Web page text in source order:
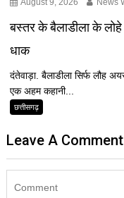
बस्तर के बैलाडीला के लोहे
धाक
दंतेवाड़ा. बैलाडीला सिर्फ लौह
एक अहम कहानी...
छत्तीसगढ़
Leave A Comment